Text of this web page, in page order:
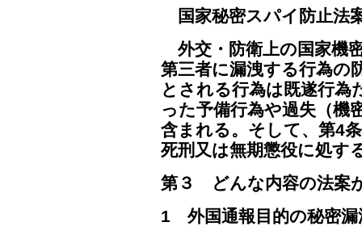
国家秘密スパイ防止法
外交・防衛上の国家機
第三者に漏洩する行為の
とされる行為は既遂行為
った予備行為や過失（機
含まれる。そして、第4
死刑又は無期懲役に処す
第３ どんな内容の法案
1 外国通報目的の秘密漏